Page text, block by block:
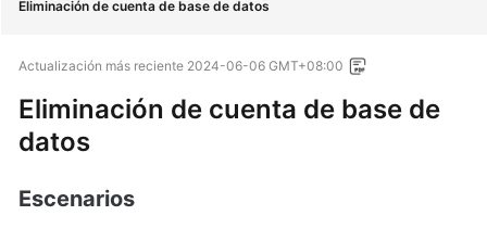
del
servicio
Pasos
Eliminación de cuenta de base de datos
Actualización más reciente 2024-06-06 GMT+08:00
Eliminación de cuenta de base de
datos
Escenarios